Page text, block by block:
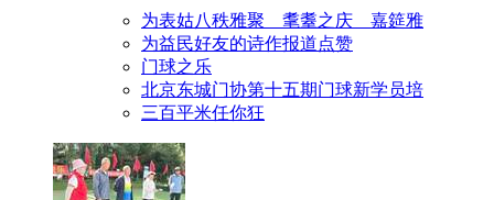
为表姑八秩雅聚 耄耋之庆 嘉筵雅
为益民好友的诗作报道点赞
门球之乐
北京东城门协第十五期门球新学员培
三百平米任你狂